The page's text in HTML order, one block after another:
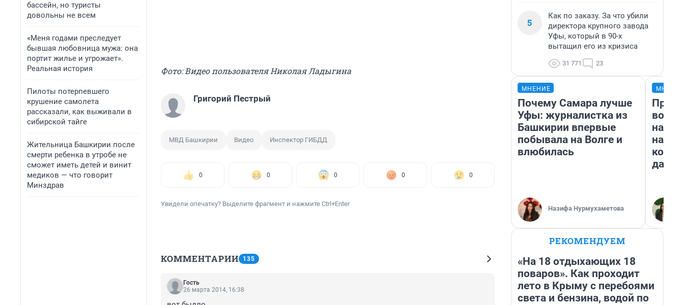
бассейн, но туристы
довольны не всем
«Меня годами преследует
бывшая любовница мужа: она
портит жилье и угрожает».
Реальная история
Пилоты потерпевшего
крушение самолета
рассказали, как выживали в
сибирской тайге
Жительница Башкирии после
смерти ребенка в утробе не
сможет иметь детей и винит
медиков — что говорит
Минздрав
Фото: Видео пользователя Николая Ладыгина
Григорий Пестрый
МВД Башкирии Видео Инспектор ГИБДД
0 0 0 0 0
Увидели опечатку? Выделите фрагмент и нажмите Ctrl+Enter
КОММЕНТАРИИ 135
Гость
26 марта 2014, 16:38
5
Как по заказу. За что убили
директора крупного завода
Уфы, который в 90-х
вытащил его из кризиса
31 771 23
МНЕНИЕ
Почему Самара лучше
Уфы: журналистка из
Башкирии впервые
побывала на Волге и
влюбилась
Назифа Нурмухаметова
нам
даже
РЕКОМЕНДУЕМ
«На 18 отдыхающих 18
поваров». Как проходит
лето в Крыму с перебоями
света и бензина, водой по